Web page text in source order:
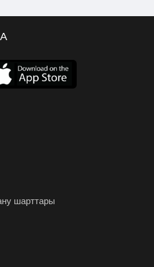
шарттары